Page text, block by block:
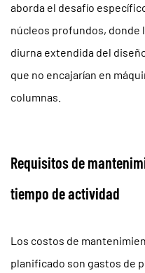
aborda el desafío
núcleos profundos, donde
diurna extendida del
que no encajarían en
columnas.
Requisitos de
tiempo de actividad
Los costos de
planificado son gastos de